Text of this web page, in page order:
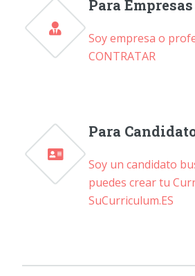
Para Empresas
Soy empresa o
CONTRATAR
Para
Soy un candidato
puedes crear tu
SuCurriculum.ES